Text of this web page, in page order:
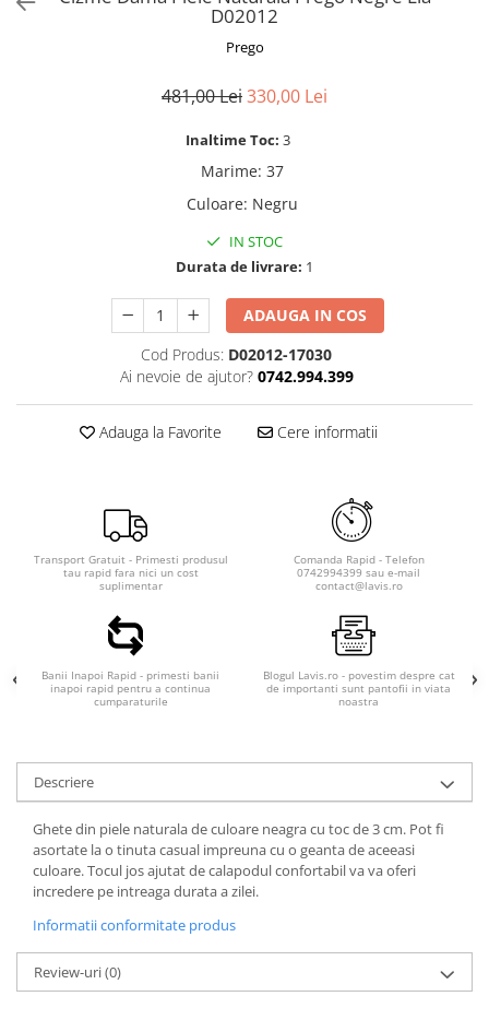
D02012
Prego
481,00 Lei330,00 Lei
Inaltime Toc: 3
Marime: 37
Culoare: Negru
IN STOC
Durata de livrare: 1
ADAUGA IN COS
Cod Produs: D02012-17030
Ai nevoie de ajutor? 0742.994.399
Adauga la Favorite Cere informatii
Transport Gratuit - Primesti produsul
tau rapid fara nici un cost
suplimentar
Comanda Rapid - Telefon
0742994399 sau e-mail
contact@lavis.ro
Banii Inapoi Rapid - primesti banii
inapoi rapid pentru a continua
cumparaturile
Blogul Lavis.ro - povestim despre cat
de importanti sunt pantofii in viata
noastra
Descriere
Ghete din piele naturala de culoare neagra cu toc de 3 cm. Pot fi
asortate la o tinuta casual impreuna cu o geanta de aceeasi
culoare. Tocul jos ajutat de calapodul confortabil va va oferi
incredere pe intreaga durata a zilei.
Informatii conformitate produs
Review-uri(0)